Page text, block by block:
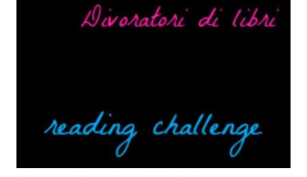
RAGAZZI nei libri hanno i capelli arruffati. Vabbè, c'è crisi, il
dei libri sono dei grandi lettori, fatto sta che io non ho mai
trovato una scena in ...